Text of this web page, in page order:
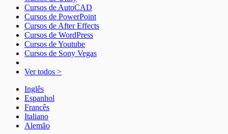
Cursos de AutoCAD
Cursos de PowerPoint
Cursos de After Effects
Cursos de WordPress
Cursos de Youtube
Cursos de Sony Vegas
Ver todos >
Inglês
Espanhol
Francês
Italiano
Alemão